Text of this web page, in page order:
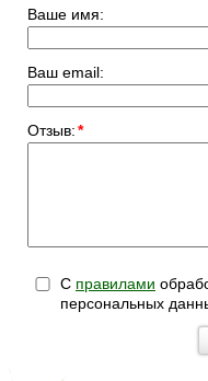
Ваше имя:
Ваш email:
Отзыв:*
С правилами
персональных